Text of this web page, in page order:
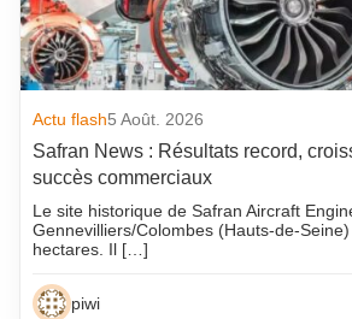
Actu flash5 Août. 2026
Safran News : Résultats record,
succès commerciaux
Le site historique de Safran Aircraft
Gennevilliers/Colombes (Hauts-de-Seine)
hectares. Il […]
piwi